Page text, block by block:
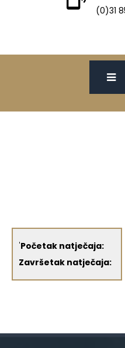
(0)31
'Početak natječaja:
Završetak natječaja: